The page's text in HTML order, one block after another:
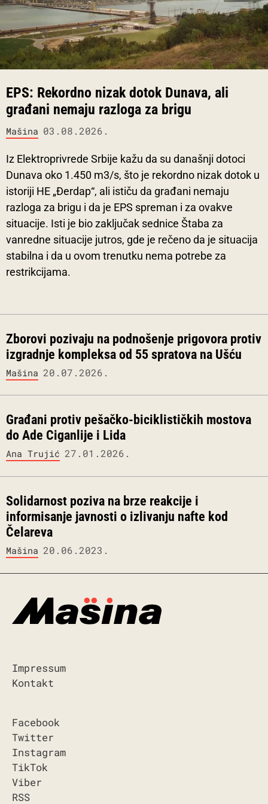
EPS: Rekordno nizak dotok Dunava, ali
građani nemaju razloga za brigu
Mašina 03.08.2026.
Iz Elektroprivrede Srbije kažu da su današnji dotoci
Dunava oko 1.450 m3/s, što je rekordno nizak dotok u
istoriji HE „Đerdap“, ali ističu da građani nemaju
razloga za brigu i da je EPS spreman i za ovakve
situacije. Isti je bio zaključak sednice Štaba za
vanredne situacije jutros, gde je rečeno da je situacija
stabilna i da u ovom trenutku nema potrebe za
restrikcijama.
Zborovi pozivaju na podnošenje prigovora protiv
izgradnje kompleksa od 55 spratova na Ušću
Mašina 20.07.2026.
Građani protiv pešačko-biciklističkih mostova
do Ade Ciganlije i Lida
Ana Trujić 27.01.2026.
Solidarnost poziva na brze reakcije i
informisanje javnosti o izlivanju nafte kod
Čelareva
Mašina 20.06.2023.
Impressum
Kontakt
Facebook
Twitter
Instagram
TikTok
Viber
RSS